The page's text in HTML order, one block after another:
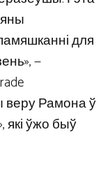
для
—
веру Рамона ў
які ўжо быў